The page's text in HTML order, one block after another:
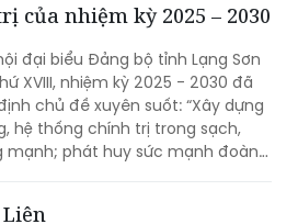
của nhiệm kỳ 2025 – 2030
đại biểu Đảng bộ tỉnh Lạng Sơn
XVIII, nhiệm kỳ 2025 - 2030 đã
chủ đề xuyên suốt: “Xây dựng
hệ thống chính trị trong sạch,
mạnh; phát huy sức mạnh đoàn